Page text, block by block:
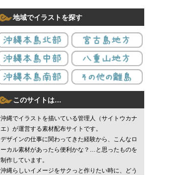
地域でイラストを探す
このサイトは…
沖縄でイラストを描いている管理人（サイトウカナ
エ）が運営する素材配布サイトです。
デザインの仕事に関わってきた経験から、こんなロ
ーカル素材があったら便利かな？…と思ったものを
制作しています。
沖縄らしいイメージをサクっと作りたい時に、どう